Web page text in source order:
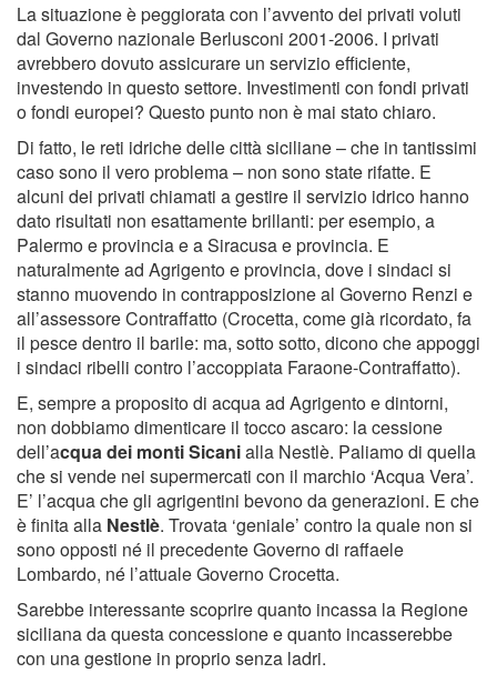
La situazione è peggiorata con l’avvento dei privati voluti
dal Governo nazionale Berlusconi 2001-2006. I privati
avrebbero dovuto assicurare un servizio efficiente,
investendo in questo settore. Investimenti con fondi privati
o fondi europei? Questo punto non è mai stato chiaro.
Di fatto, le reti idriche delle città siciliane – che in tantissimi
caso sono il vero problema – non sono state rifatte. E
alcuni dei privati chiamati a gestire il servizio idrico hanno
dato risultati non esattamente brillanti: per esempio, a
Palermo e provincia e a Siracusa e provincia. E
naturalmente ad Agrigento e provincia, dove i sindaci si
stanno muovendo in contrapposizione al Governo Renzi e
all’assessore Contraffatto (Crocetta, come già ricordato, fa
il pesce dentro il barile: ma, sotto sotto, dicono che appoggi
i sindaci ribelli contro l’accoppiata Faraone-Contraffatto).
E, sempre a proposito di acqua ad Agrigento e dintorni,
non dobbiamo dimenticare il tocco ascaro: la cessione
dell’acqua dei monti Sicanialla Nestlè. Paliamo di quella
che si vende nei supermercati con il marchio ‘Acqua Vera’.
E’ l’acqua che gli agrigentini bevono da generazioni. E che
è finita alla Nestlè. Trovata ‘geniale’ contro la quale non si
sono opposti né il precedente Governo di raffaele
Lombardo, né l’attuale Governo Crocetta.
Sarebbe interessante scoprire quanto incassa la Regione
siciliana da questa concessione e quanto incasserebbe
con una gestione in proprio senza ladri.